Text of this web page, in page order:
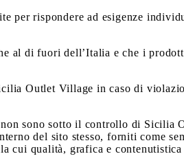
per rispondere ad esigenze
al di fuori dell’Italia e che i
Outlet Village in caso di
sono sotto il controllo di Sicilia
del sito stesso, forniti come
qualità, grafica e